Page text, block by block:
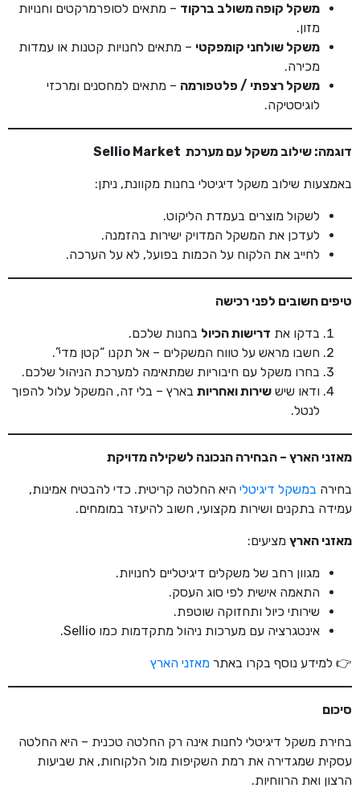
משקל קופה משולב ברקוד – מתאים לסופרמרקטים וחנויות
מזון.
משקל שולחני קומפקטי – מתאים לחנויות קטנות או עמדות
מכירה.
משקל רצפתי / פלטפורמה – מתאים למחסנים ומרכזי
לוגיסטיקה.
דוגמה: שילוב משקל עם מערכת
באמצעות שילוב משקל דיגיטלי בחנות מקוונת, ניתן:
לשקול מוצרים בעמדת הליקוט.
לעדכן את המשקל המדויק ישירות בהזמנה.
לחייב את הלקוח על הכמות בפועל, לא על הערכה.
טיפים חשובים לפני רכישה
בדקו את דרישות הכיול בחנות שלכם.
חשבו מראש על טווח המשקלים – אל תקנו “קטן מדי”.
בחרו משקל עם חיבוריות שמתאימה למערכת הניהול שלכם.
ודאו שיש שירות ואחריות בארץ – בלי זה, המשקל עלול להפוך
לנטל.
מאזני הארץ – הבחירה הנכונה לשקילה מדויקת
בחירה במשקל דיגיטלי היא החלטה קריטית. כדי להבטיח אמינות,
עמידה בתקנים ושירות מקצועי, חשוב להיעזר במומחים.
מאזני הארץ מציעים:
מגוון רחב של משקלים דיגיטליים לחנויות.
התאמה אישית לפי סוג העסק.
שירותי כיול ותחזוקה שוטפת.
אינטגרציה עם מערכות ניהול מתקדמות כמו Sellio.
👉 למידע נוסף בקרו באתר מאזני הארץ
סיכום
בחירת משקל דיגיטלי לחנות אינה רק החלטה טכנית – היא החלטה
עסקית שמגדירה את רמת השקיפות מול הלקוחות, את שביעות
הרצון ואת הרווחיות.